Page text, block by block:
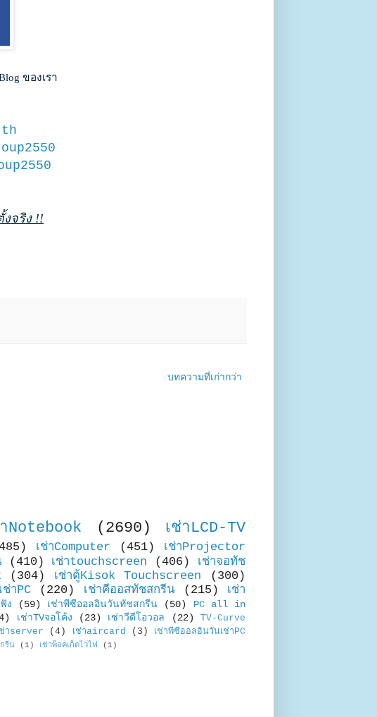
ของเรา
จริง !!
บทความที่เก่ากว่า
Notebook (2690)
เช่าLCD-TV
เช่าComputer (451)
เช่าProjector
(410) เช่าtouchscreen (406)
เช่าจอทัช
(304) เช่าตู้Kisok Touchscreen
(300)
เช่าPC (220) เช่าคีออสทัชสกรีน (215)
เช่า
ง (59) เช่าพีซีออลอินวันทัชสกรีน (50)
PC all in
เช่าTVจอโค้ง (23) เช่าวีดีโอวอล (22)
TV-Curve
ช่าserver (4) เช่าaircard (3)
เช่าพีซีออลอินวันเช่าPC
รีน (1) เช่าพ็อคเก็ตไวไฟ (1)